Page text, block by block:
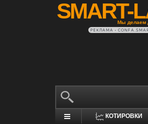
SMART-
Мы делаем
РЕКЛАМА •
КОТИРОВКИ